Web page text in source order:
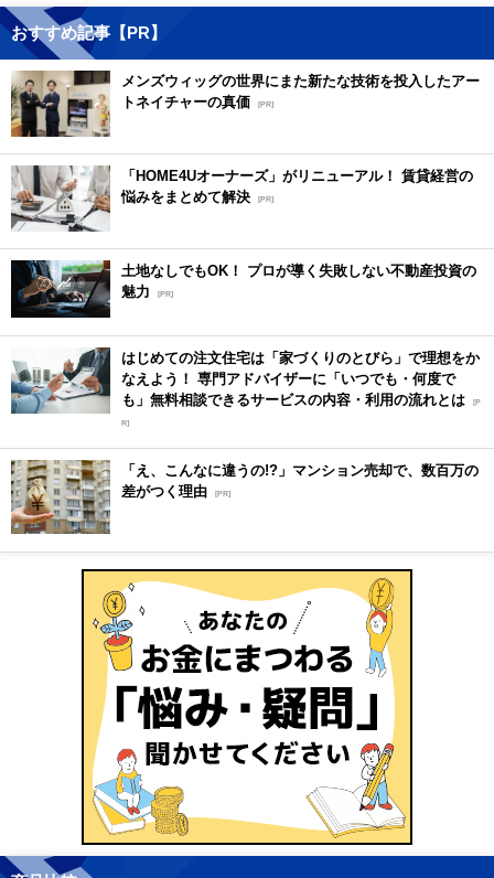
おすすめ記事【PR】
メンズウィッグの世界にまた新たな技術を投入したアー
トネイチャーの真価 [PR]
「HOME4Uオーナーズ」がリニューアル！ 賃貸経営の
悩みをまとめて解決 [PR]
土地なしでもOK！ プロが導く失敗しない不動産投資の
魅力
[PR]
はじめての注文住宅は「家づくりのとびら」で理想をか
なえよう！ 専門アドバイザーに「いつでも・何度で
も」無料相談できるサービスの内容・利用の流れとは [P
R]
「え、こんなに違うの!?」マンション売却で、数百万の
差がつく理由 [PR]